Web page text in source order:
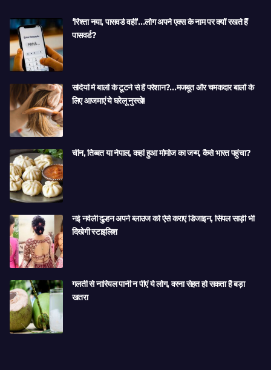
‘रिश्ता नया, पासवर्ड वही’…लोग अपने एक्स के नाम पर क्यों रखते हैं
पासवर्ड?
सर्दियों में बालों के टूटने से हैं परेशान?…मजबूत और चमकदार बालों के
लिए आजमाएं ये घरेलू नुस्खे!
चीन, तिब्बत या नेपाल, कहां हुआ मोमोज का जन्म, कैसे भारत पहुंचा?
नई नवेली दुल्हन अपने ब्लाउज को ऐसे कराएं डिजाइन, सिंपल साड़ी भी
दिखेगी स्टाइलिश
गलती से नारियल पानी न पीएं ये लोग, वरना सेहत हो सकता है बड़ा
खतरा